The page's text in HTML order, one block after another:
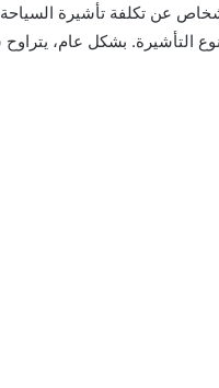
عن تكلفة تأشيرة السياحة